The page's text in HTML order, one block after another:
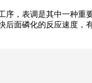
，表调是其中一种
面磷化的反应速度，